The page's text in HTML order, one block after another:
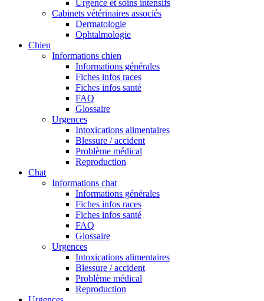
Urgence et soins intensifs
Cabinets vétérinaires associés
Dermatologie
Ophtalmologie
Chien
Informations chien
Informations générales
Fiches infos races
Fiches infos santé
FAQ
Glossaire
Urgences
Intoxications alimentaires
Blessure / accident
Problème médical
Reproduction
Chat
Informations chat
Informations générales
Fiches infos races
Fiches infos santé
FAQ
Glossaire
Urgences
Intoxications alimentaires
Blessure / accident
Problème médical
Reproduction